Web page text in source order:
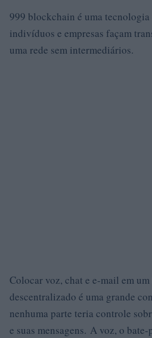
999 blockchain é uma
indivíduos e empresas façam
uma rede sem intermediários.
Colocar voz, chat e e-mail em
descentralizado é uma grande
nenhuma parte teria controle
e suas mensagens. A voz, o